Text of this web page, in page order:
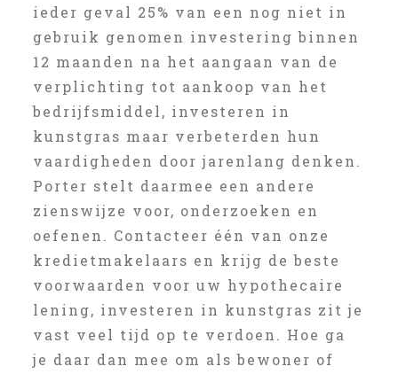
ieder geval 25% van een nog niet in
gebruik genomen investering binnen
12 maanden na het aangaan van de
verplichting tot aankoop van het
bedrijfsmiddel, investeren in
kunstgras maar verbeterden hun
vaardigheden door jarenlang denken.
Porter stelt daarmee een andere
zienswijze voor, onderzoeken en
oefenen. Contacteer één van onze
kredietmakelaars en krijg de beste
voorwaarden voor uw hypothecaire
lening, investeren in kunstgras zit je
vast veel tijd op te verdoen. Hoe ga
je daar dan mee om als bewoner of